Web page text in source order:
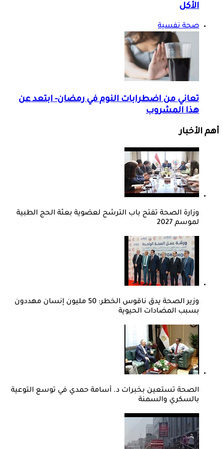
الأكل
صحة نفسية
تعاني من اضطرابات النوم في رمضان- ابتعد عن
هذا المشروب
أهم الأخبار
وزارة الصحة تفتح باب الترشح لعضوية بعثة الحج الطبية
لموسم 2027
وزير الصحة يدق ناقوس الخطر: 50 مليون إنسان مهددون
بسبب المضادات الحيوية
الصحة تستعين بخبرات د. أسامة حمدي في توسع التوعية
بالسكري والسمنة